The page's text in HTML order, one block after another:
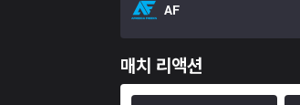
AF
매치 리액션